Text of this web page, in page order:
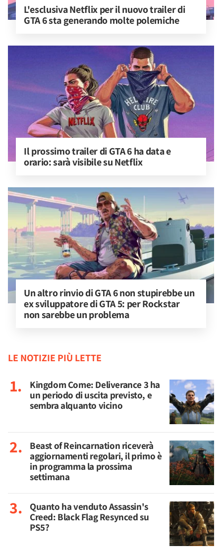
L'esclusiva Netflix per il nuovo trailer di
GTA 6 sta generando molte polemiche
Il prossimo trailer di GTA 6 ha data e
orario: sarà visibile su Netflix
Un altro rinvio di GTA 6 non stupirebbe un
ex sviluppatore di GTA 5: per Rockstar
non sarebbe un problema
LE NOTIZIE PIÙ LETTE
Kingdom Come: Deliverance 3 ha
un periodo di uscita previsto, e
sembra alquanto vicino
Beast of Reincarnation riceverà
aggiornamenti regolari, il primo è
in programma la prossima
settimana
Quanto ha venduto Assassin's
Creed: Black Flag Resynced su
PS5?